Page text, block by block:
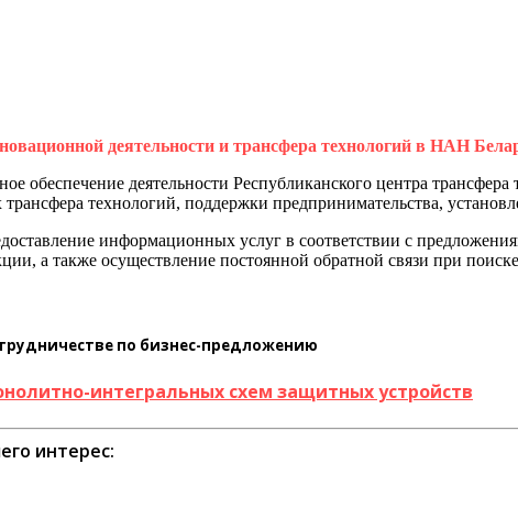
деятельности и трансфера технологий в НАН
обеспечение деятельности Республиканского центра
технологий, поддержки предпринимательства,
информационных услуг в соответствии с
а также осуществление постоянной обратной связи при
по бизнес-предложению
интегральных схем защитных устройств
интерес: